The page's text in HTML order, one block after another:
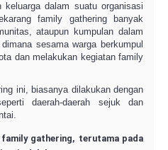
dalam suatu organisasi
family gathering banyak
ataupun kumpulan dalam
sesama warga berkumpul
dan melakukan kegiatan family
ini, biasanya dilakukan dengan
daerah-daerah sejuk dan
family gathering, terutama pada